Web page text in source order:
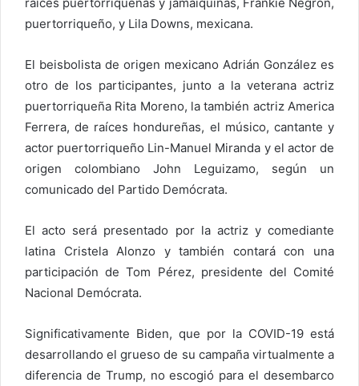
raíces puertorriqueñas y jamaiquinas, Frankie Negron,
puertorriqueño, y Lila Downs, mexicana.
El beisbolista de origen mexicano Adrián González es
otro de los participantes, junto a la veterana actriz
puertorriqueña Rita Moreno, la también actriz America
Ferrera, de raíces hondureñas, el músico, cantante y
actor puertorriqueño Lin-Manuel Miranda y el actor de
origen colombiano John Leguizamo, según un
comunicado del Partido Demócrata.
El acto será presentado por la actriz y comediante
latina Cristela Alonzo y también contará con una
participación de Tom Pérez, presidente del Comité
Nacional Demócrata.
Significativamente Biden, que por la COVID-19 está
desarrollando el grueso de su campaña virtualmente a
diferencia de Trump, no escogió para el desembarco